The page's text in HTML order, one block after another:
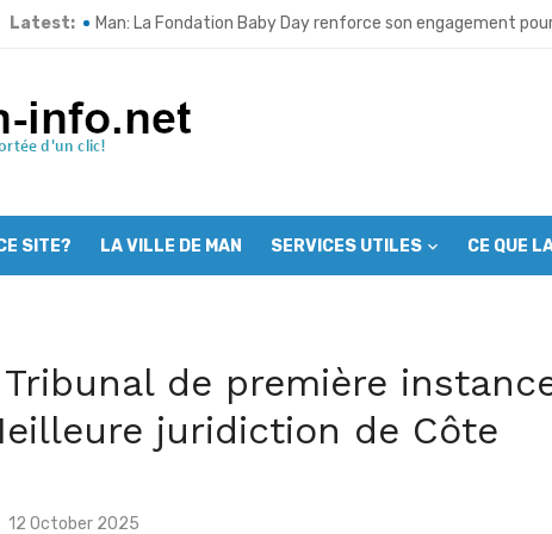
Latest: Tonkpi: L’ULDT lance ses activités et appelle à l’union des
Man fait peau neuve avant la fête nationale : Le Grand
Opération “Zéro déchet”: Plus de 1000 jeunes mobilisés à
Mont Nimba: L’OIPR intensifie ses efforts pour sortir la
Filière café – cacao : Le SYNAVICI réclame un audit du
SITE? LA VILLE DE MAN SERVICES UTILES CE QUE
de première
juridiction de Côte
Posted
12 October 2025